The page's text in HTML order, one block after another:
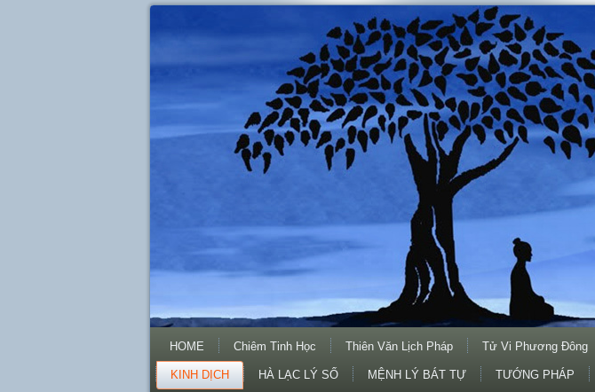
HOME Chiêm Tinh Học Thiên Văn Lịch Pháp Tử Vi Phương Đông
KINH DỊCH HÀ LẠC LÝ SỐ MỆNH LÝ BÁT TỰ TƯỚNG PHÁP